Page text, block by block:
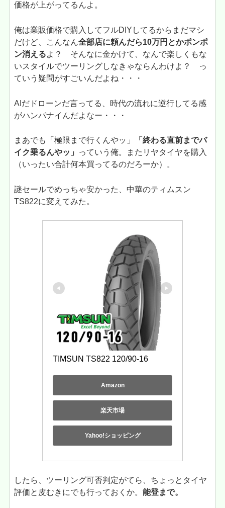
価格が上がってるんよ。
俺は業販価格で購入してフルDIYしてるからまだマシ
だけど、こんなん全部店に頼んだら10万円とかポンポ
ン消えるよ？ そんなに金かけて、なんで楽しくもな
いスタイルでツーリングしなきゃならんわけよ？ っ
ていう疑問がすごいんだよね・・・
AIだドローンだ言ってる、時代の流れに逆行してる感
がハンパナイんだよなー・・・
まあでも「極限まで行くんやッ」
「終わる直前までバ
イク乗るんやッ」
っていう俺。またリヤタイヤを購入
（いったい合計何本買ってるのだろーか）。
謎セールでめっちゃ安かった、中華のティムスン
TS822に変えてみた。
TIMSUN TS822 120/90-16
Amazon
楽天市場
Yahoo!ショッピング
したら、ツーリング可否判定がてら、ちょっとタイヤ
評価と皮むきにでも行っておくか。能登まで。